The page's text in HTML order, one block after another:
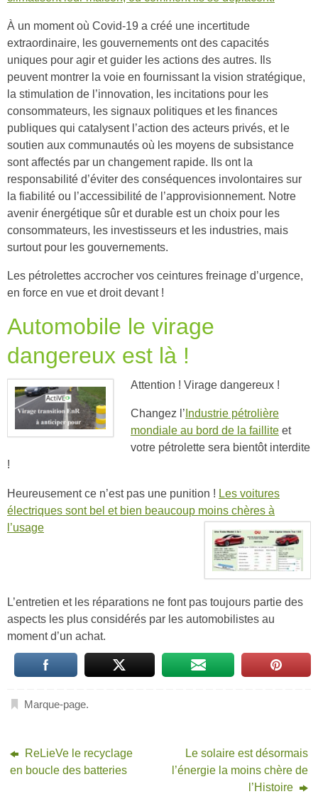
À un moment où Covid-19 a créé une incertitude
extraordinaire, les gouvernements ont des capacités
uniques pour agir et guider les actions des autres. Ils
peuvent montrer la voie en fournissant la vision stratégique,
la stimulation de l’innovation, les incitations pour les
consommateurs, les signaux politiques et les finances
publiques qui catalysent l’action des acteurs privés, et le
soutien aux communautés où les moyens de subsistance
sont affectés par un changement rapide. Ils ont la
responsabilité d’éviter des conséquences involontaires sur
la fiabilité ou l’accessibilité de l’approvisionnement. Notre
avenir énergétique sûr et durable est un choix pour les
consommateurs, les investisseurs et les industries, mais
surtout pour les gouvernements.
Les pétrolettes accrocher vos ceintures freinage d’urgence,
en force en vue et droit devant !
Automobile le virage
dangereux est là !
Attention ! Virage dangereux !
Changez l’ Industrie pétrolière
mondiale au bord de la faillite et
votre pétrolette sera bientôt interdite
!
Heureusement ce n’est pas une punition ! Les voitures
électriques sont bel et bien beaucoup moins chères à
l’usage
L’entretien et les réparations ne font pas toujours partie des
aspects les plus considérés par les automobilistes au
moment d’un achat.
Marque-page.
ReLieVe le recyclage
en boucle des batteries
Le solaire est désormais
l’énergie la moins chère de
l’Histoire